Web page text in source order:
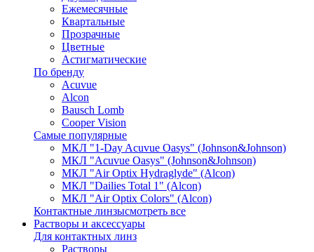
Ежемесячные
Квартальные
Прозрачные
Цветные
Астигматические
По бренду
Acuvue
Alcon
Bausch Lomb
Cooper Vision
Самые популярные
МКЛ "1-Day Acuvue Oasys" (Johnson&Johnson)
МКЛ "Acuvue Oasys" (Johnson&Johnson)
МКЛ "Air Optix Hydraglyde" (Alcon)
МКЛ "Dailies Total 1" (Alcon)
МКЛ "Air Optix Colors" (Alcon)
Контактные линзысмотреть все
Растворы и аксессуары
Для контактных линз
Растворы